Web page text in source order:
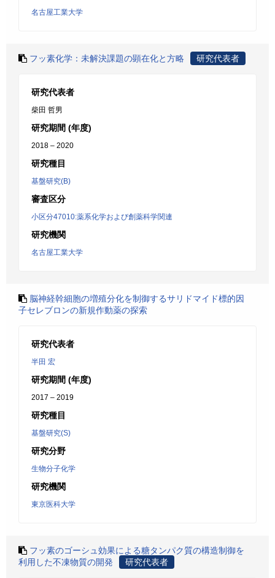
名古屋工業大学
フッ素化学：未解決課題の顕在化と方略 研究代表者
研究代表者
柴田 哲男
研究期間 (年度)
2018 – 2020
研究種目
基盤研究(B)
審査区分
小区分47010:薬系化学および創薬科学関連
研究機関
名古屋工業大学
脳神経幹細胞の増殖分化を制御するサリドマイド標的因
子セレブロンの新規作動薬の探索
研究代表者
半田 宏
研究期間 (年度)
2017 – 2019
研究種目
基盤研究(S)
研究分野
生物分子化学
研究機関
東京医科大学
フッ素のゴーシュ効果による糖タンパク質の構造制御を
利用した不凍物質の開発
研究代表者